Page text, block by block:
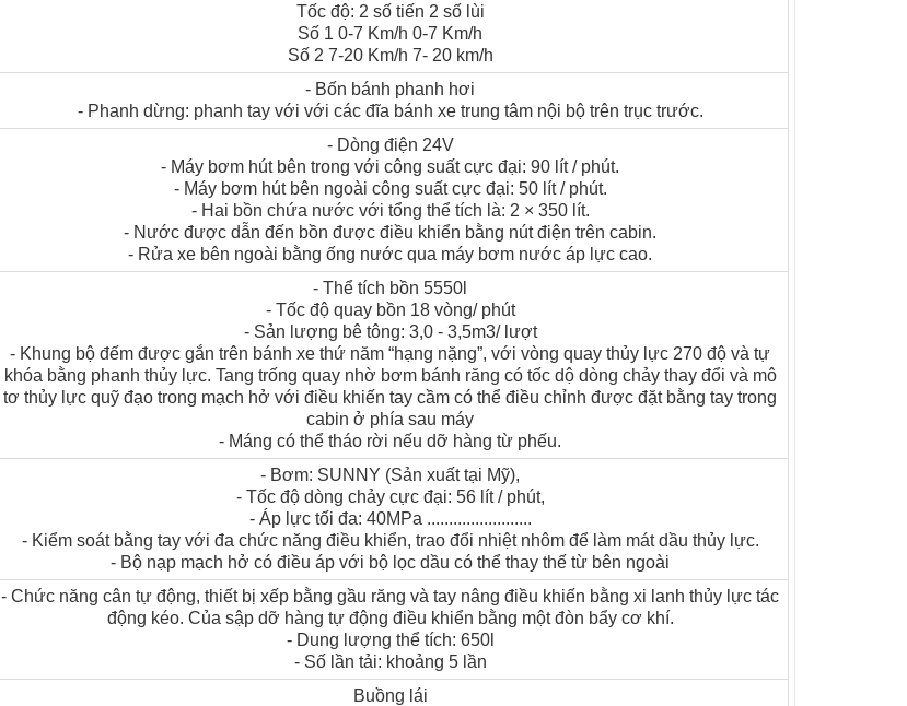
Mặt trước xe bồn trộn bê tông Luzun
Tốc độ: 2 số tiến 2 số lùi
Số 1 0-7 Km/h 0-7 Km/h
Số 2 7-20 Km/h 7- 20 km/h
- Bốn bánh phanh hơi
- Phanh dừng: phanh tay với với các đĩa bánh xe trung tâm nội bộ trên trục trước.
- Dòng điện 24V
- Máy bơm hút bên trong với công suất cực đại: 90 lít / phút.
- Máy bơm hút bên ngoài công suất cực đại: 50 lít / phút.
- Hai bồn chứa nước với tổng thể tích là: 2 × 350 lít.
- Nước được dẫn đến bồn được điều khiển bằng nút điện trên cabin.
- Rửa xe bên ngoài bằng ống nước qua máy bơm nước áp lực cao.
- Thể tích bồn 5550l
- Tốc độ quay bồn 18 vòng/ phút
- Sản lượng bê tông: 3,0 - 3,5m3/ lượt
- Khung bộ đếm được gắn trên bánh xe thứ năm “hạng nặng”, với vòng quay thủy lực 270 độ và tự
khóa bằng phanh thủy lực. Tang trống quay nhờ bơm bánh răng có tốc dộ dòng chảy thay đổi và mô
tơ thủy lực quỹ đạo trong mạch hở với điều khiến tay cầm có thể điều chỉnh được đặt bằng tay trong
cabin ở phía sau máy
- Máng có thể tháo rời nếu dỡ hàng từ phếu.
- Bơm: SUNNY (Sản xuất tại Mỹ),
- Tốc độ dòng chảy cực đại: 56 lít / phút,
- Áp lực tối đa: 40MPa ........................
- Kiểm soát bằng tay với đa chức năng điều khiển, trao đổi nhiệt nhôm để làm mát dầu thủy lực.
- Bộ nạp mạch hở có điều áp với bộ lọc dầu có thể thay thế từ bên ngoài
- Chức năng cân tự động, thiết bị xếp bằng gầu răng và tay nâng điều khiến bằng xi lanh thủy lực tác
động kéo. Của sập dỡ hàng tự động điều khiển bằng một đòn bẩy cơ khí.
- Dung lượng thể tích: 650l
- Số lần tải: khoảng 5 lần
Buồng lái